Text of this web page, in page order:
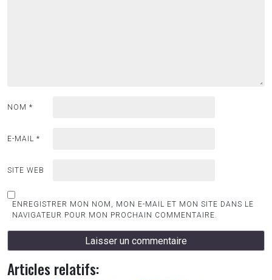
NOM *
E-MAIL *
SITE WEB
ENREGISTRER MON NOM, MON E-MAIL ET MON SITE DANS LE
NAVIGATEUR POUR MON PROCHAIN COMMENTAIRE.
Articles relatifs: